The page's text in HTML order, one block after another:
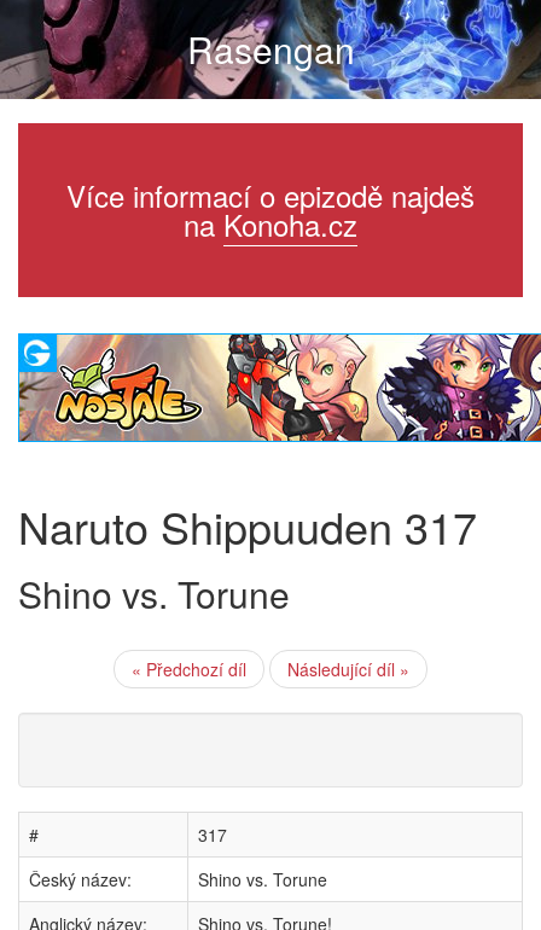
Rasengan
Více informací o epizodě najdeš
na Konoha.cz
Naruto Shippuuden 317
Shino vs. Torune
« Předchozí díl Následující díl »
#
317
Český název:
Shino vs. Torune
Anglický název:
Shino vs. Torune!